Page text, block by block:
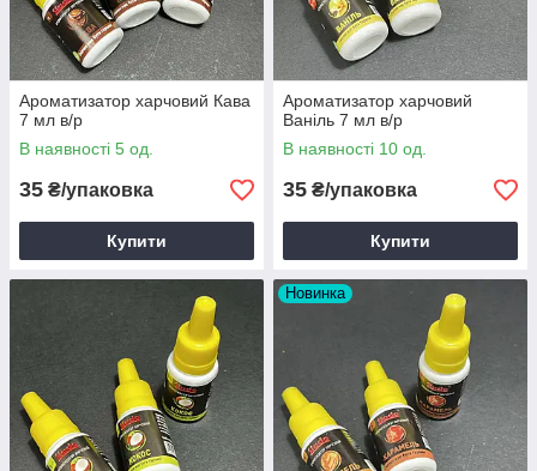
Ароматизатор харчовий Кава
7 мл в/р
В наявності 5 од.
35 ₴/упаковка
Купити
Ароматизатор харчовий
Ваніль 7 мл в/р
В наявності 10 од.
35 ₴/упаковка
Купити
Новинка